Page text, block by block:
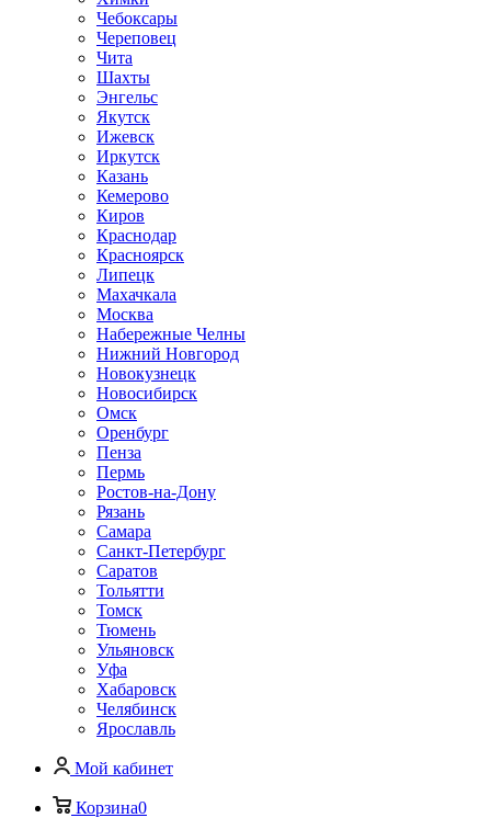
Чебоксары
Череповец
Чита
Шахты
Энгельс
Якутск
Ижевск
Иркутск
Казань
Кемерово
Киров
Краснодар
Красноярск
Липецк
Махачкала
Москва
Набережные Челны
Нижний Новгород
Новокузнецк
Новосибирск
Омск
Оренбург
Пенза
Пермь
Ростов-на-Дону
Рязань
Самара
Санкт-Петербург
Саратов
Тольятти
Томск
Тюмень
Ульяновск
Уфа
Хабаровск
Челябинск
Ярославль
Мой кабинет
Корзина0